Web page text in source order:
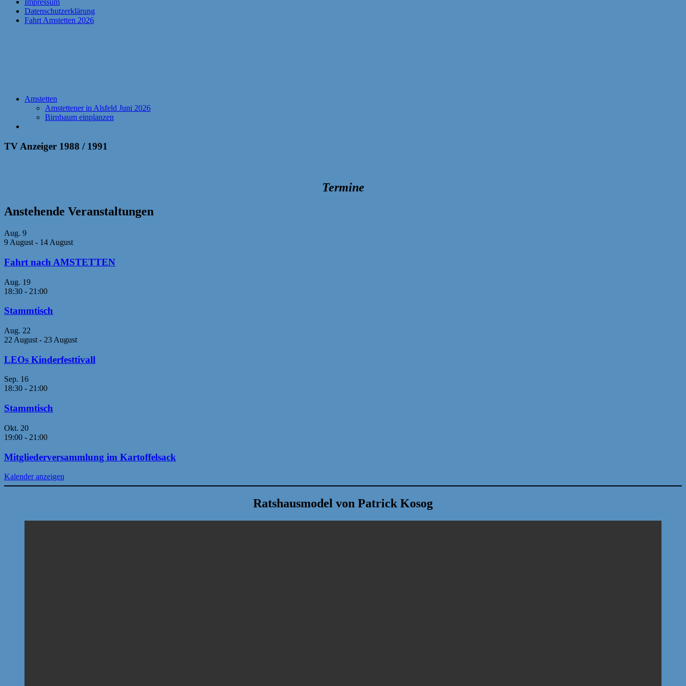
Impressum
Datenschutzerklärung
Fahrt Amstetten 2026
Amstetten
Amstettener in Alsfeld Juni 2026
Birnbaum einplanzen
TV Anzeiger 1988 / 1991
Termine
Anstehende Veranstaltungen
Aug. 9
9 August - 14 August
Fahrt nach AMSTETTEN
Aug. 19
18:30 - 21:00
Stammtisch
Aug. 22
22 August - 23 August
LEOs Kinderfesttivall
Sep. 16
18:30 - 21:00
Stammtisch
Okt. 20
19:00 - 21:00
Mitgliederversammlung im Kartoffelsack
Kalender anzeigen
Ratshausmodel von Patrick Kosog